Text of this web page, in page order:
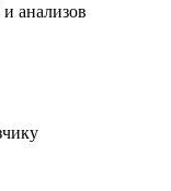
анализов